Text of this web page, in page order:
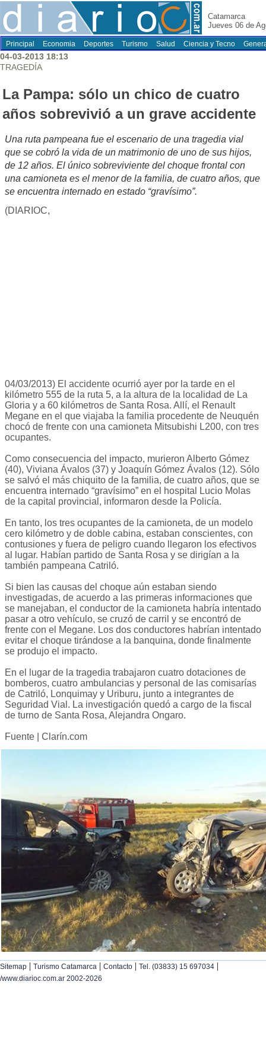
Catamarca
Jueves 06 de
Principal Economia Deportes Turismo Salud Ciencia y Tecno
04-03-2013 18:13
TRAGEDÍA
La Pampa: sólo un chico de cuatro
años sobrevivió a un grave accidente
Una ruta pampeana fue el escenario de una tragedia vial
que se cobró la vida de un matrimonio de uno de sus hijos,
de 12 años. El único sobreviviente del choque frontal con
una camioneta es el menor de la familia, de cuatro años, que
se encuentra internado en estado “gravísimo”.
(DIARIOC,
04/03/2013) El accidente ocurrió ayer por la tarde en el
kilómetro 555 de la ruta 5, a la altura de la localidad de La
Gloria y a 60 kilómetros de Santa Rosa. Allí, el Renault
Megane en el que viajaba la familia procedente de Neuquén
chocó de frente con una camioneta Mitsubishi L200, con tres
ocupantes.
Como consecuencia del impacto, murieron Alberto Gómez
(40), Viviana Ávalos (37) y Joaquín Gómez Ávalos (12). Sólo
se salvó el más chiquito de la familia, de cuatro años, que se
encuentra internado “gravísimo” en el hospital Lucio Molas
de la capital provincial, informaron desde la Policía.
En tanto, los tres ocupantes de la camioneta, de un modelo
cero kilómetro y de doble cabina, estaban conscientes, con
contusiones y fuera de peligro cuando llegaron los efectivos
al lugar. Habían partido de Santa Rosa y se dirigían a la
también pampeana Catriló.
Si bien las causas del choque aún estaban siendo
investigadas, de acuerdo a las primeras informaciones que
se manejaban, el conductor de la camioneta habría intentado
pasar a otro vehículo, se cruzó de carril y se encontró de
frente con el Megane. Los dos conductores habrían intentado
evitar el choque tirándose a la banquina, donde finalmente
se produjo el impacto.
En el lugar de la tragedia trabajaron cuatro dotaciones de
bomberos, cuatro ambulancias y personal de las comisarías
de Catriló, Lonquimay y Uriburu, junto a integrantes de
Seguridad Vial. La investigación quedó a cargo de la fiscal
de turno de Santa Rosa, Alejandra Ongaro.
Fuente | Clarín.com
Sitemap | Turismo Catamarca | Contacto | Tel. (03833) 15 697034 |
/www.diarioc.com.ar 2002-2026